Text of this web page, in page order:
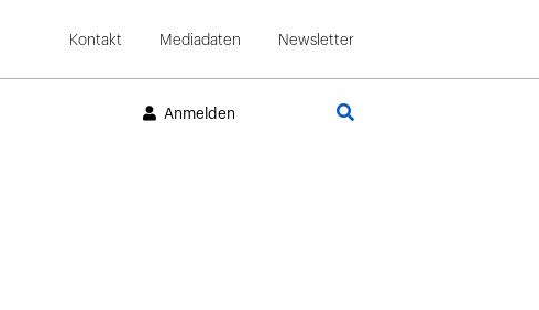
Kontakt Mediadaten Newsletter
Anmelden